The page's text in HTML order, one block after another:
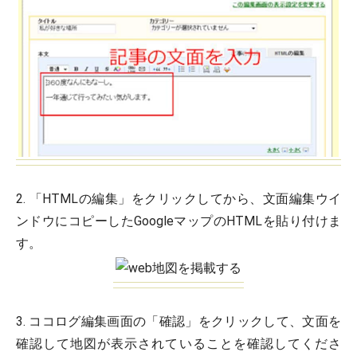
2. 「HTMLの編集」をクリックしてから、文面編集ウイ
ンドウにコピーしたGoogleマップのHTMLを貼り付けま
す。
3. ココログ編集画面の「確認」をクリックして、文面を
確認して地図が表示されていることを確認してくださ